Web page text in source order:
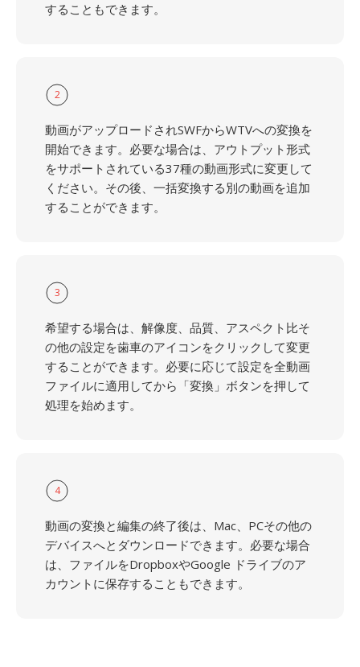
することもできます。
2
動画がアップロードされSWFからWTVへの変換を
開始できます。必要な場合は、アウトプット形式
をサポートされている37種の動画形式に変更して
ください。その後、一括変換する別の動画を追加
することができます。
3
希望する場合は、解像度、品質、アスペクト比そ
の他の設定を歯車のアイコンをクリックして変更
することができます。必要に応じて設定を全動画
ファイルに適用してから「変換」ボタンを押して
処理を始めます。
4
動画の変換と編集の終了後は、Mac、PCその他の
デバイスへとダウンロードできます。必要な場合
は、ファイルをDropboxやGoogle ドライブのア
カウントに保存することもできます。